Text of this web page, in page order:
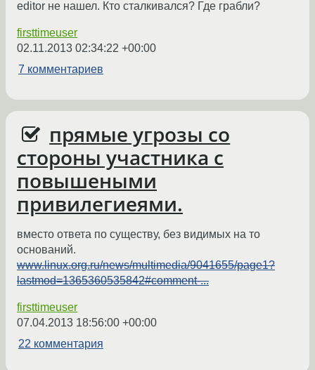
editor не нашел. Кто сталкивался? Где грабли?
firsttimeuser
02.11.2013 02:34:22 +00:00
7 комментариев
прямые угрозы со
стороны участника с
повышеными
привилегиеями.
вместо ответа по существу, без видимых на то
оснований.
www.linux.org.ru/news/multimedia/9041655/page1?
lastmod=1365360535842#comment-...
firsttimeuser
07.04.2013 18:56:00 +00:00
22 комментария